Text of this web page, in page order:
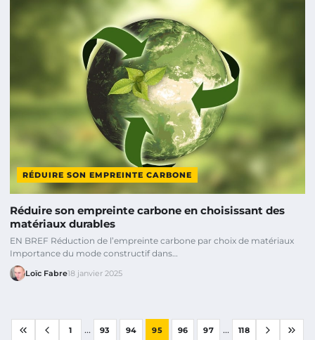
RÉDUIRE SON EMPREINTE CARBONE
Réduire son empreinte carbone en choisissant des
matériaux durables
EN BREF Réduction de l’empreinte carbone par choix de matériaux
Importance du mode constructif dans…
Loïc Fabre18 janvier 2025
1 ... 93 94 95 96 97 ... 118